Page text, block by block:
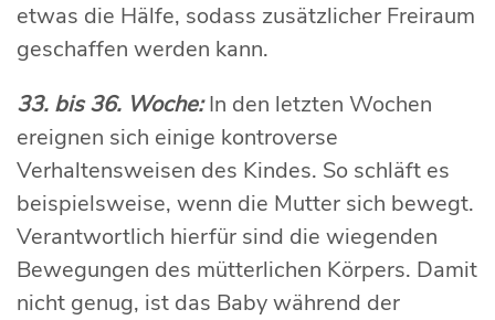
etwas die Hälfe, sodass zusätzlicher Freiraum
geschaffen werden kann.
33. bis 36. Woche:In den letzten Wochen
ereignen sich einige kontroverse
Verhaltensweisen des Kindes. So schläft es
beispielsweise, wenn die Mutter sich bewegt.
Verantwortlich hierfür sind die wiegenden
Bewegungen des mütterlichen Körpers. Damit
nicht genug, ist das Baby während der